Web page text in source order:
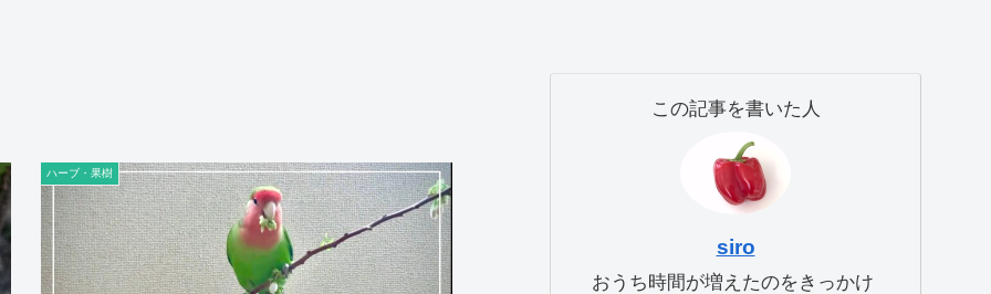
ハーブ・果樹
この記事を書いた人
siro
おうち時間が増えたのをきっかけ